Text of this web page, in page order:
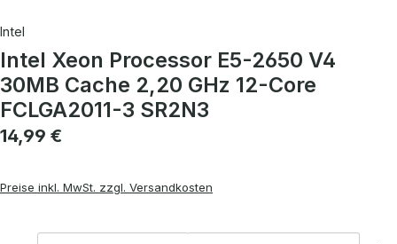
Intel
Intel Xeon Processor E5-2650 V4
30MB Cache 2,20 GHz 12-Core
FCLGA2011-3 SR2N3
Regulärer Preis:
14,99 €
Preise inkl. MwSt. zzgl. Versandkosten